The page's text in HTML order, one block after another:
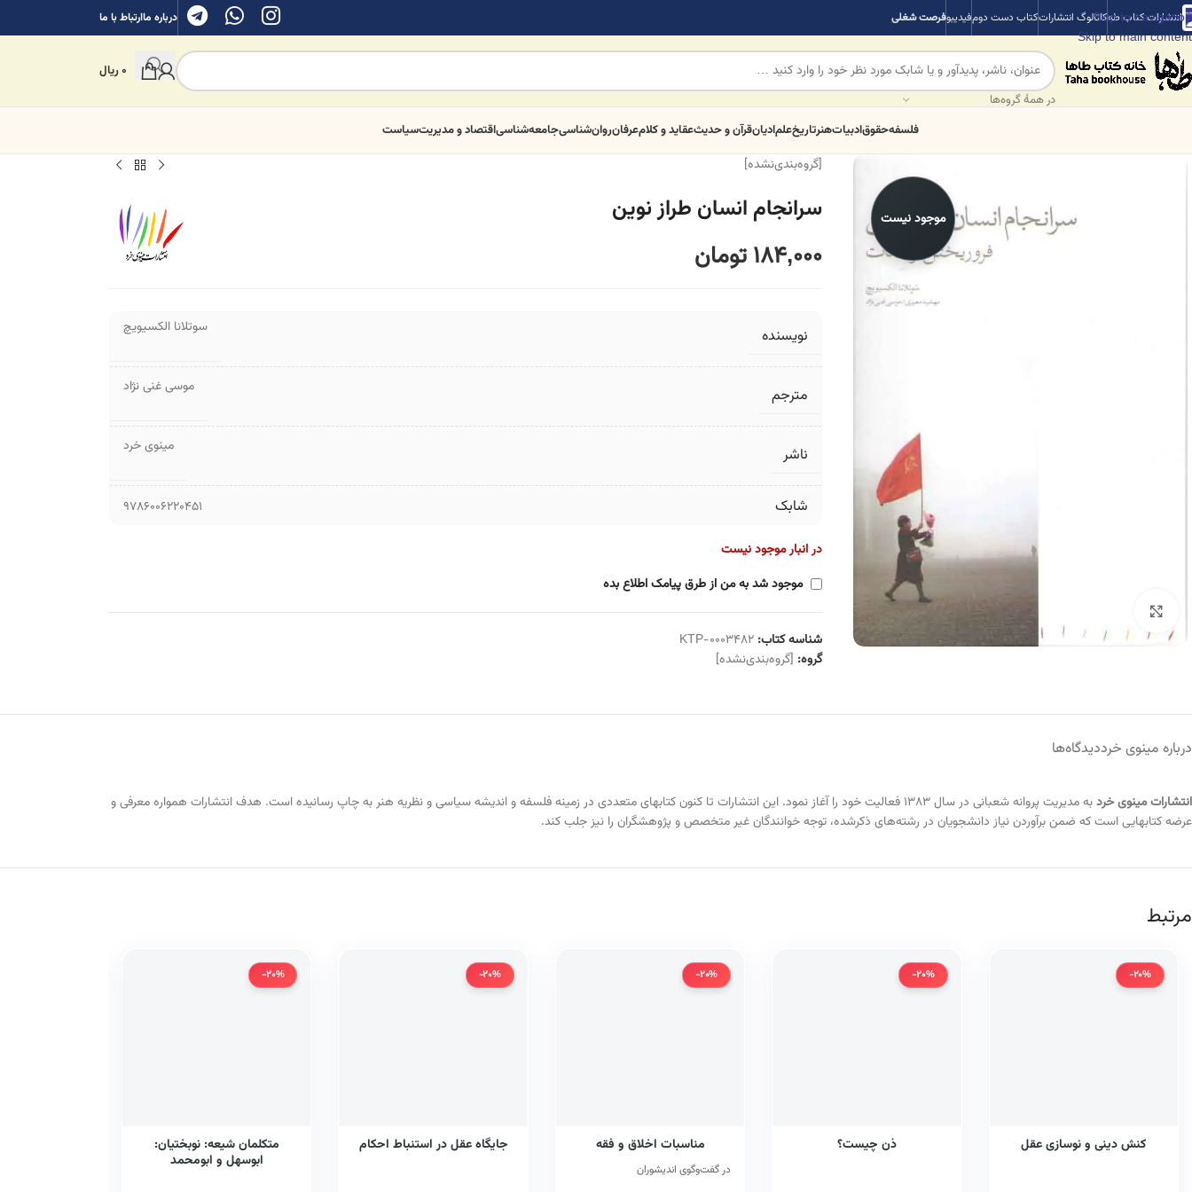
Skip to navigation
Skip to main content
انتشارات کتاب طهکاتالوگ انتشاراتکتاب دست دومفیدیبوفرصت شغلی درباره ماارتباط با ما
در همهٔ گروه‌ها
0ریال
فلسفهحقوقادبیاتهنرتاریخعلمادیانقرآن و حدیثعقاید و کلامعرفانروان‌شناسیجامعه‌شناسیاقتصاد و مدیریتسیاست
موجود نیست
[گروه‌بندی‌نشده]
سرانجام انسان طراز نوین
184,000 تومان
نویسنده سوتلانا الکسیویچ
مترجم موسی غنی نژاد
ناشر مینوی خرد
شابک 9786006220451
در انبار موجود نیست
موجود شد به من از طرق پیامک اطلاع بده
شناسه کتاب:KTP-0003482
گروه: [گروه‌بندی‌نشده]
درباره مینوی خرددیدگاه‌ها
انتشارات مینوی خرد
به مدیریت پروانه شعبانی در سال ۱۳۸۳ فعالیت خود را آغاز نمود. این انتشارات تا کنون کتابهای متعددی در زمینه فلسفه و اندیشه سیاسی و نظریه هنر به چاپ رسانیده است. هدف انتشارات همواره معرفی و
عرضه کتابهایی است که ضمن برآوردن نیاز دانشجویان در رشته‌های ذکرشده، توجه خوانندگان غیر متخصص و پژوهشگران را نیز جلب کند.
مرتبط
-20%
کنش دینی و نوسازی عقل
-20%
ذن چیست؟
-20%
مناسبات اخلاق و فقه
در گفت‌وگوی اندیشوران
-20%
جایگاه عقل در استنباط احکام
-20%
متکلمان شیعه: نوبختیان:
ابوسهل و ابومحمد